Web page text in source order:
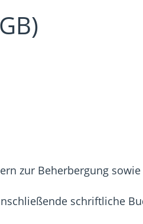
zur Beherbergung
schriftliche